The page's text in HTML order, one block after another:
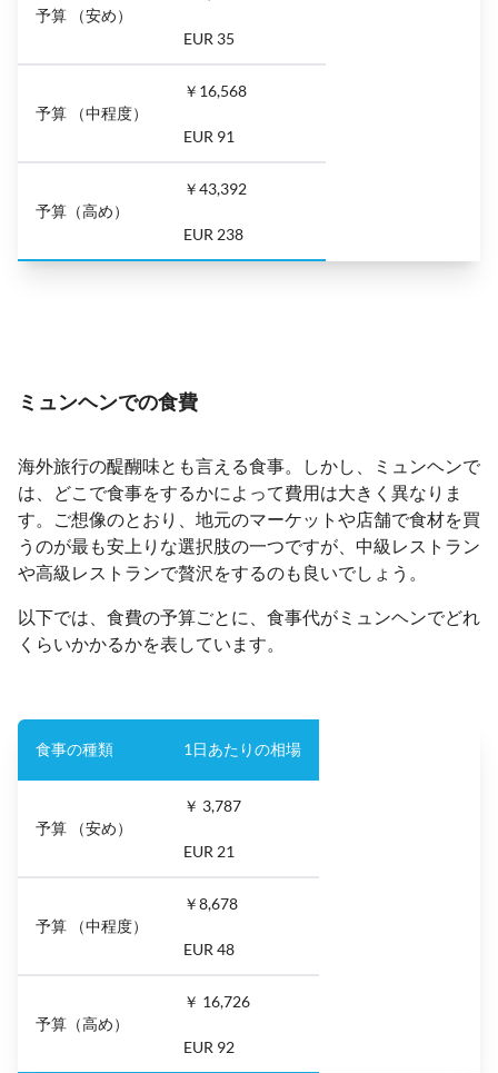
予算 （安め）
EUR 35
予算 （中程度）
￥16,568
EUR 91
予算（高め）
￥43,392
EUR 238
ミュンヘンでの食費
海外旅行の醍醐味とも言える食事。しかし、ミュンヘンで
は、どこで食事をするかによって費用は大きく異なりま
す。ご想像のとおり、地元のマーケットや店舗で食材を買
うのが最も安上りな選択肢の一つですが、中級レストラン
や高級レストランで贅沢をするのも良いでしょう。
以下では、食費の予算ごとに、食事代がミュンヘンでどれ
くらいかかるかを表しています。
食事の種類 1日あたりの相場
予算 （安め）
￥ 3,787
EUR 21
予算 （中程度）
￥8,678
EUR 48
予算（高め）
￥ 16,726
EUR 92